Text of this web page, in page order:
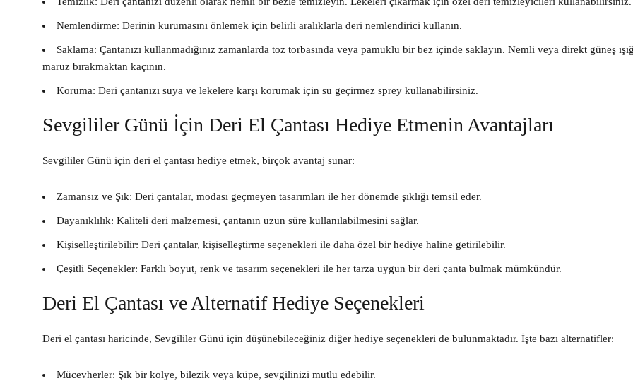
Nemlendirme: Derinin kurumasını önlemek için belirli aralıklarla deri nemlendirici kullanın.
Saklama: Çantanızı kullanmadığınız zamanlarda toz torbasında veya pamuklu bir bez içinde saklayın. Nemli veya direkt güneş
maruz bırakmaktan kaçının.
Koruma: Deri çantanızı suya ve lekelere karşı korumak için su geçirmez sprey kullanabilirsiniz.
Sevgililer Günü İçin Deri El Çantası Hediye Etmenin Avantajları
Sevgililer Günü için deri el çantası hediye etmek, birçok avantaj sunar:
Zamansız ve Şık: Deri çantalar, modası geçmeyen tasarımları ile her dönemde şıklığı temsil eder.
Dayanıklılık: Kaliteli deri malzemesi, çantanın uzun süre kullanılabilmesini sağlar.
Kişiselleştirilebilir: Deri çantalar, kişiselleştirme seçenekleri ile daha özel bir hediye haline getirilebilir.
Çeşitli Seçenekler: Farklı boyut, renk ve tasarım seçenekleri ile her tarza uygun bir deri çanta bulmak mümkündür.
Deri El Çantası ve Alternatif Hediye Seçenekleri
Deri el çantası haricinde, Sevgililer Günü için düşünebileceğiniz diğer hediye seçenekleri de bulunmaktadır. İşte bazı alternatifler:
Mücevherler: Şık bir kolye, bilezik veya küpe, sevgilinizi mutlu edebilir.